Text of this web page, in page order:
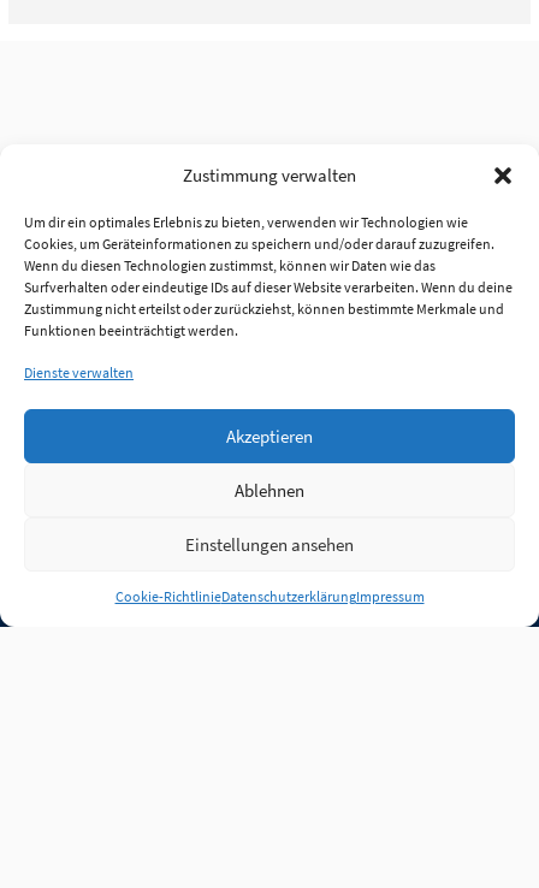
Zustimmung verwalten
Um dir ein optimales Erlebnis zu bieten, verwenden wir Technologien wie
Cookies, um Geräteinformationen zu speichern und/oder darauf zuzugreifen.
Wenn du diesen Technologien zustimmst, können wir Daten wie das
Surfverhalten oder eindeutige IDs auf dieser Website verarbeiten. Wenn du deine
Zustimmung nicht erteilst oder zurückziehst, können bestimmte Merkmale und
Funktionen beeinträchtigt werden.
Dienste verwalten
Akzeptieren
Ablehnen
Einstellungen ansehen
Cookie-RichtlinieDatenschutzerklärungImpressum
Anmelden
Jobs Partner FAQ Quellen